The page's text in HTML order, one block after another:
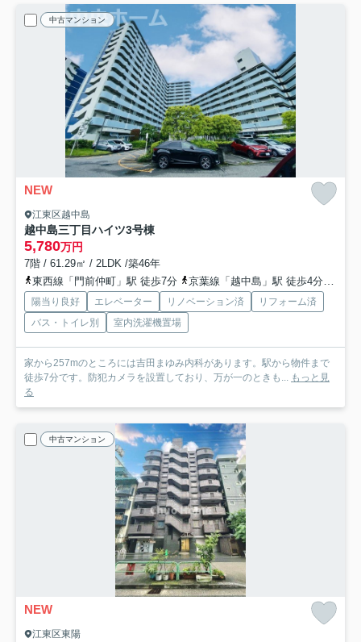
中古マンション
NEW
江東区越中島
越中島三丁目ハイツ3号棟
5,780万円
7階 / 61.29㎡ / 2LDK /築46年
東西線「門前仲町」駅 徒歩7分
京葉線「越中島」駅 徒歩4分
陽当り良好 エレベーター リノベーション済
リフォーム済
バス・トイレ別
室内洗濯機置場
家から257mのところには吉田まゆみ内科があります。駅から物件まで
徒歩7分です。防犯カメラを設置しており、万が一のときも... もっと見
る
中古マンション
NEW
江東区東陽